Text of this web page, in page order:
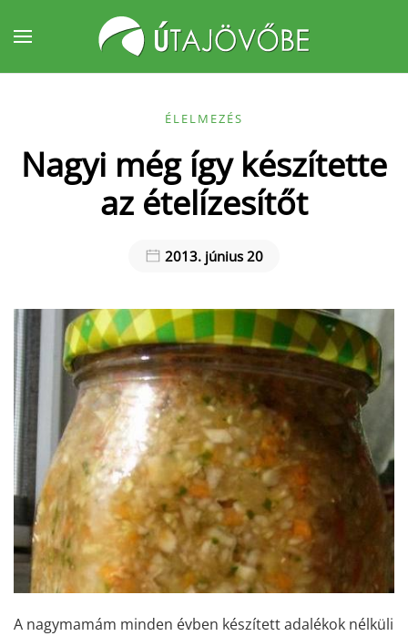
Fő tartalom átugrása
ÉLELMEZÉS
Nagyi még így készítette
az ételízesítőt
2013. június 20
A nagymamám minden évben készített adalékok nélküli